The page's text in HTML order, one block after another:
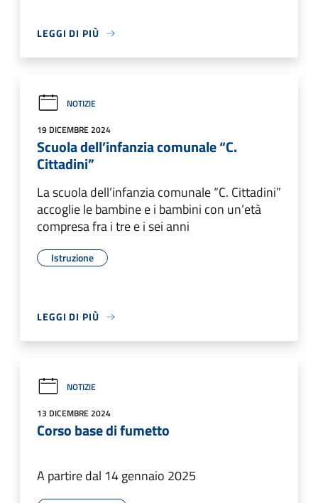
LEGGI DI PIÙ
NOTIZIE
19 DICEMBRE 2024
Scuola dell’infanzia comunale “C.
Cittadini”
La scuola dell’infanzia comunale “C. Cittadini”
accoglie le bambine e i bambini con un’età
compresa fra i tre e i sei anni
Istruzione
LEGGI DI PIÙ
NOTIZIE
13 DICEMBRE 2024
Corso base di fumetto
A partire dal 14 gennaio 2025